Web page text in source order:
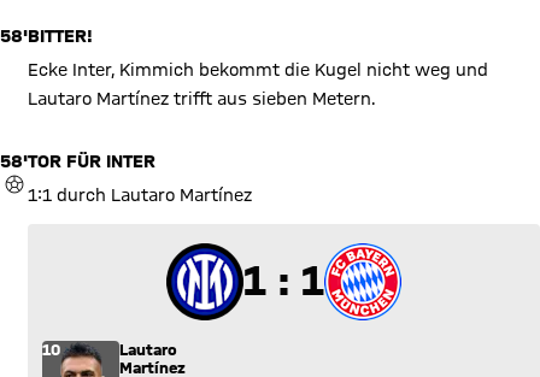
58'BITTER!
Ecke Inter, Kimmich bekommt die Kugel nicht weg und
Lautaro Martínez trifft aus sieben Metern.
58'
TOR
TOR FÜR INTER
1:1 durch Lautaro Martínez
1 zu 1
1 : 1
10
Lautaro
Martínez